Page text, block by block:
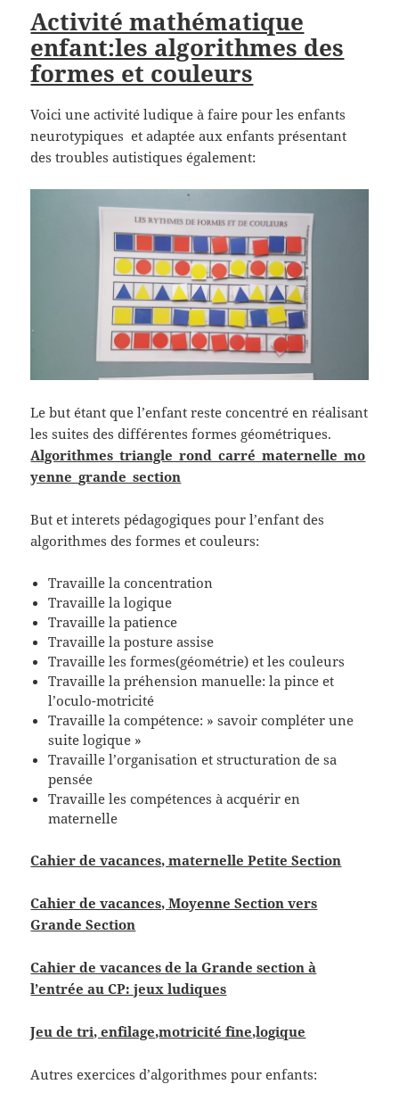
Activité mathématique
enfant:les algorithmes des
formes et couleurs
Voici une activité ludique à faire pour les enfants
neurotypiques et adaptée aux enfants présentant
des troubles autistiques également:
Le but étant que l’enfant reste concentré en réalisant
les suites des différentes formes géométriques.
Algorithmes_triangle_rond_carré_maternelle_mo
yenne_grande_section
But et interets pédagogiques pour l’enfant des
algorithmes des formes et couleurs:
Travaille la concentration
Travaille la logique
Travaille la patience
Travaille la posture assise
Travaille les formes(géométrie) et les couleurs
Travaille la préhension manuelle: la pince et
l’oculo-motricité
Travaille la compétence: » savoir compléter une
suite logique »
Travaille l’organisation et structuration de sa
pensée
Travaille les compétences à acquérir en
maternelle
Cahier de vacances, maternelle Petite Section
Cahier de vacances, Moyenne Section vers
Grande Section
Cahier de vacances de la Grande section à
l’entrée au CP: jeux ludiques
Jeu de tri, enfilage,motricité fine,logique
Autres exercices d’algorithmes pour enfants: